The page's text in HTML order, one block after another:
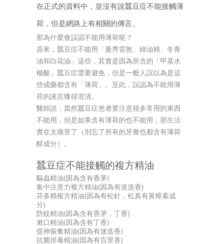
在正式的資料中，並沒有說蠶豆症不能接觸薄
荷，但是網路上有相關的傳言。
那為什麼會誤認不能用薄荷呢？
原來，蠶豆症不能用「曼秀雷敦、綠油精、冬青
油和白花油」這些，其實是因為所含的「甲基水
楊酸」蠶豆症需要避免，但是一般人誤以為是這
些成藥都含有「薄荷」。至此，誤認為不能用薄
荷的謠言獲得澄清。
醫師說，當然蠶豆症患者要注意很多常用的東西
不能用，但是如果含有薄荷的也不能用，那生活
實在太痛苦了（別忘了所有的牙膏也都含有薄荷
醇成分）。
蠶豆症不能接觸的複方精油
驅蟲精油(因為含有香茅)
集中注意力複方精油(因為有迷迭香)
芬多精複方精油(因為有松針，松真有黃樟素成
分)
防蚊精油(因為含有香茅，丁香)
漱口精油(因為含有丁香)
提神振奮精油(因為有迷迭香)
抗菌排毒精油(因為有百里香)